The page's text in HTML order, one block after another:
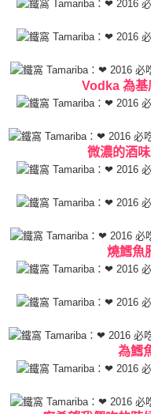
Vodka 為基
微濃的酒
燒鱈魚
為鱈